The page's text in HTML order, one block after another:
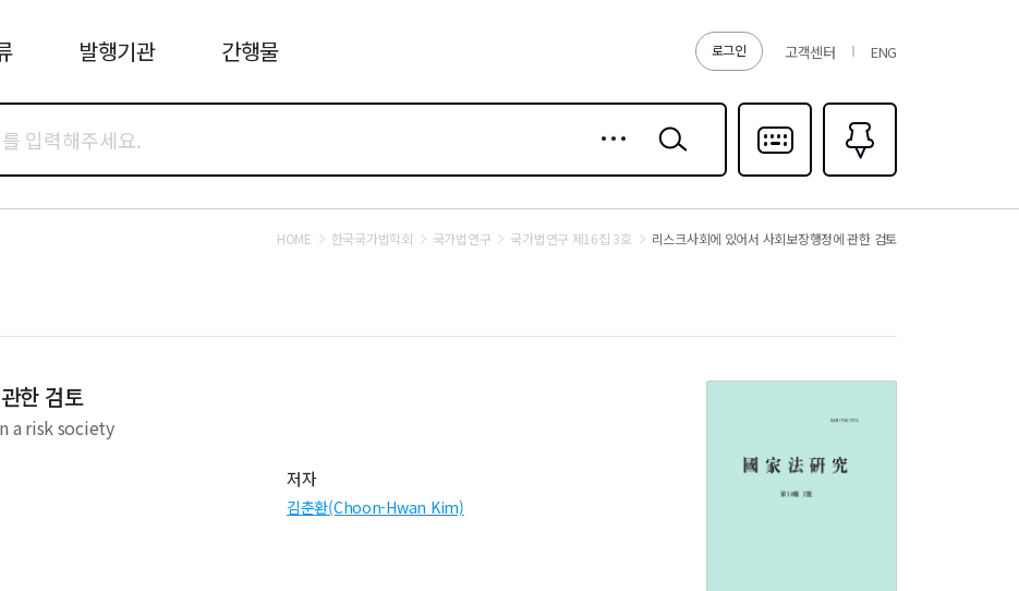
로그인 고객센터 ENG
발행기관 간행물
검색
다국어입력
즐겨찾기0
HOME 한국국가법학회 국가법연구 국가법연구 제16집 3호 리스크사회에 있어서 사회보장행정에 관한 검토
한 검토
a risk society
저자
김춘환(Choon-Hwan Kim)